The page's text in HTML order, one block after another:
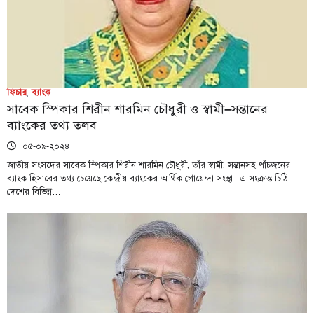
ফিচার,ব্যাংক
সাবেক স্পিকার শিরীন শারমিন চৌধুরী ও স্বামী–সন্তানের
ব্যাংকের তথ্য তলব
০৫-০৯-২০২৪
জাতীয় সংসদের সাবেক স্পিকার শিরীন শারমিন চৌধুরী, তাঁর স্বামী, সন্তানসহ পাঁচজনের
ব্যাংক হিসাবের তথ্য চেয়েছে কেন্দ্রীয় ব্যাংকের আর্থিক গোয়েন্দা সংস্থা। এ সংক্রান্ত চিঠি
দেশের বিভিন্ন…